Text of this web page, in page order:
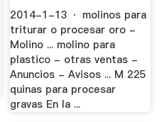
2014-1-13 · molinos para
triturar o procesar oro -
Molino ... molino para
plastico - otras ventas -
Anuncios - Avisos ... M 225
quinas para procesar
gravas En la ...